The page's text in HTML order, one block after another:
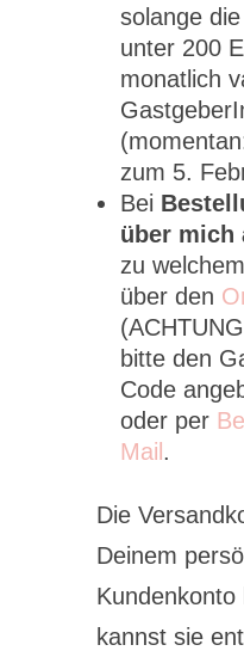
solange
unter 200
monatlich
zum 5.
Bei
über mich
zu
über den
bitte den
Code
oder per
Mail .
Die
Deinem
kannst sie